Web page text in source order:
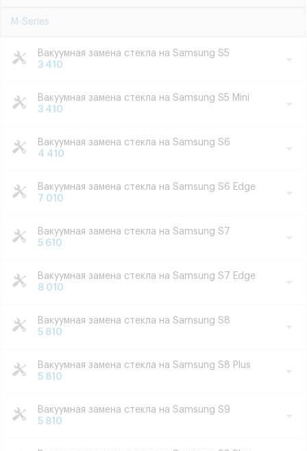
M-Series
Вакуумная замена стекла на Samsung S5
3 410
Вакуумная замена стекла на Samsung S5 Mini
3 410
Вакуумная замена стекла на Samsung S6
4 410
Вакуумная замена стекла на Samsung S6 Edge
7 010
Вакуумная замена стекла на Samsung S7
5 610
Вакуумная замена стекла на Samsung S7 Edge
8 010
Вакуумная замена стекла на Samsung S8
5 810
Вакуумная замена стекла на Samsung S8 Plus
5 810
Вакуумная замена стекла на Samsung S9
5 810